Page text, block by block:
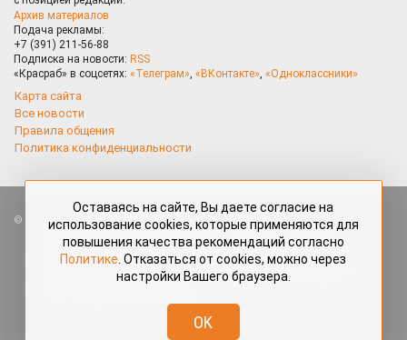
Архив материалов
Подача рекламы:
+7 (391) 211-56-88
Подписка на новости: RSS
«Красраб» в соцсетях: «Телеграм», «ВКонтакте», «Одноклассники»
Карта сайта
Все новости
Правила общения
Политика конфиденциальности
Все права защищены. Любые материалы, размещённые на портале
«Красраб.ру» сотрудниками редакции, нештатными авторами
и читателями, являются объектами авторского права. Полное или
частичное использование материалов, размещённых на портале
«Красраб.ру», допускается только с письменного согласия редакции
redaktor@krasrab.krsn.ru.
Оставаясь на сайте, Вы даете согласие на
использование cookies, которые применяются для
повышения качества рекомендаций согласно
Политике . Отказаться от cookies, можно через
настройки Вашего браузера.
OK